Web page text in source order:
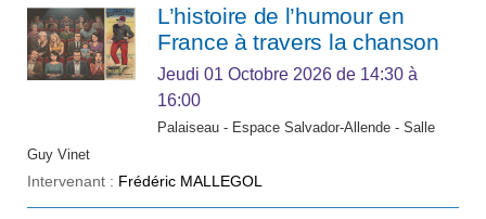
L’histoire de l’humour en
France à travers la chanson
Jeudi 01 Octobre 2026 de 14:30 à
16:00
Palaiseau - Espace Salvador-Allende - Salle
Guy Vinet
Intervenant : Frédéric MALLEGOL